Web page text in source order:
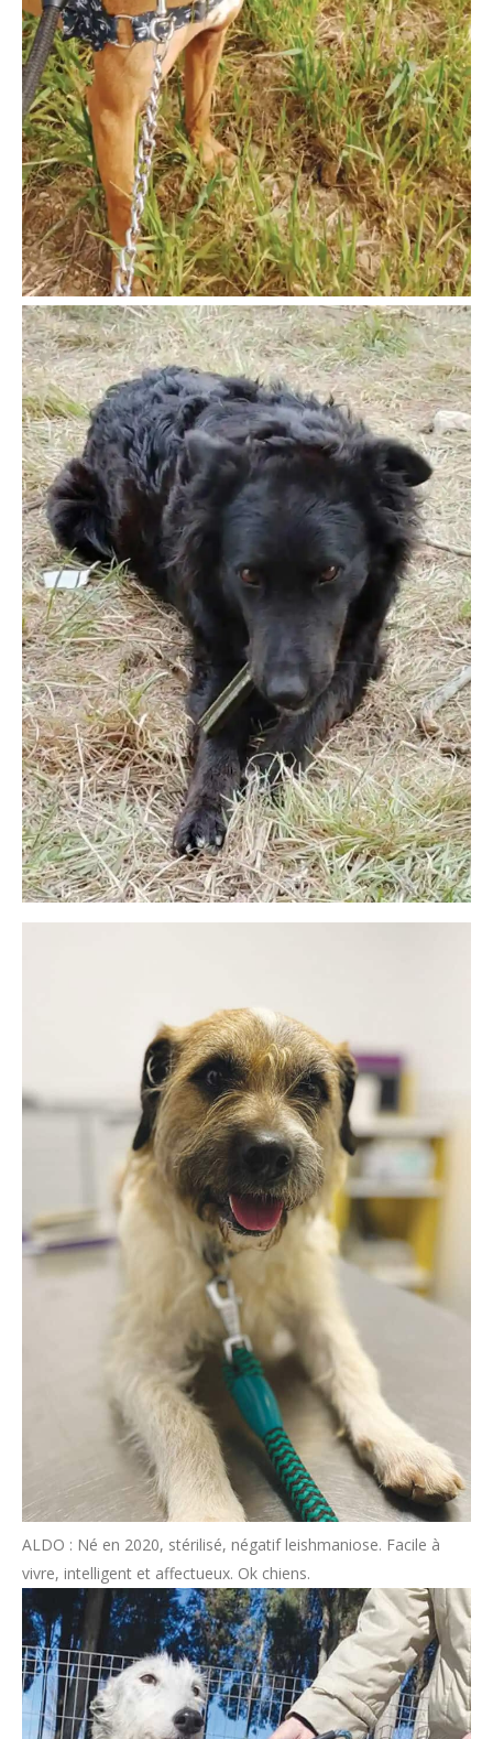
ALDO : Né en 2020, stérilisé, négatif leishmaniose. Facile à
vivre, intelligent et affectueux. Ok chiens.